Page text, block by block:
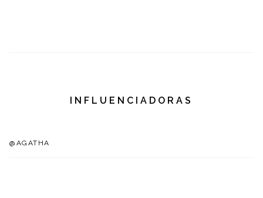
INFLUENCIADORAS
@AGATHA